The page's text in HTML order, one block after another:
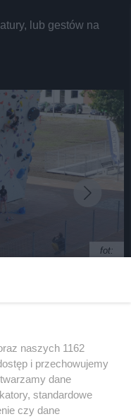
lub gestów na
fot:
naszych 1162
i przechowujemy
dane
standardowe
czy dane